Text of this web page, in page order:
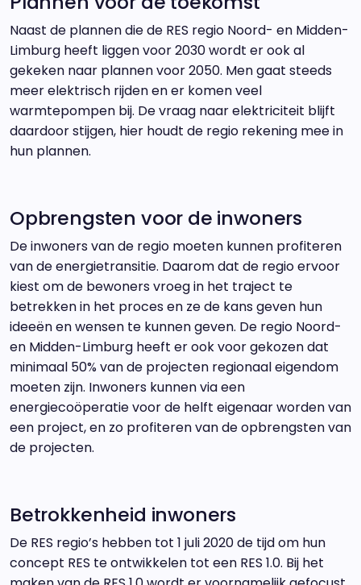
Naast de plannen die de RES regio Noord- en Midden-
Limburg heeft liggen voor 2030 wordt er ook al
gekeken naar plannen voor 2050. Men gaat steeds
meer elektrisch rijden en er komen veel
warmtepompen bij. De vraag naar elektriciteit blijft
daardoor stijgen, hier houdt de regio rekening mee in
hun plannen.
Opbrengsten voor de inwoners
De inwoners van de regio moeten kunnen profiteren
van de energietransitie. Daarom dat de regio ervoor
kiest om de bewoners vroeg in het traject te
betrekken in het proces en ze de kans geven hun
ideeën en wensen te kunnen geven. De regio Noord-
en Midden-Limburg heeft er ook voor gekozen dat
minimaal 50% van de projecten regionaal eigendom
moeten zijn. Inwoners kunnen via een
energiecoöperatie voor de helft eigenaar worden van
een project, en zo profiteren van de opbrengsten van
de projecten.
Betrokkenheid inwoners
De RES regio’s hebben tot 1 juli 2020 de tijd om hun
concept RES te ontwikkelen tot een RES 1.0. Bij het